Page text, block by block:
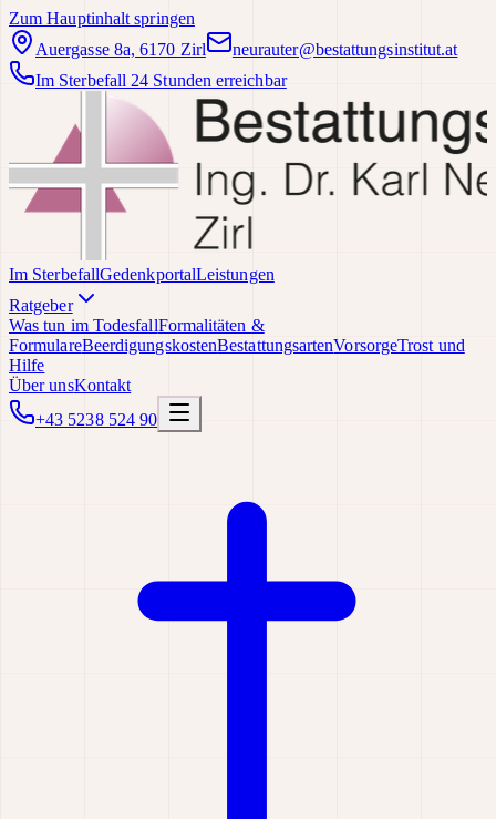
Zum Hauptinhalt springen
Auergasse 8a, 6170 Zirl
neurauter@bestattungsinstitut.at
Im Sterbefall 24 Stunden erreichbar
Im SterbefallGedenkportalLeistungen
Ratgeber
Was tun im TodesfallFormalitäten &
FormulareBeerdigungskostenBestattungsartenVorsorgeTrost und
Hilfe
Über unsKontakt
+43 5238 524 90